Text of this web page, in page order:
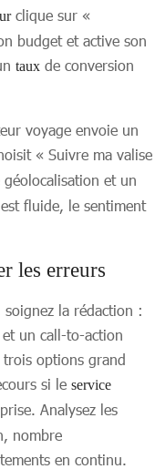
clique sur «
budget et active son
taux de conversion
voyage envoie un
« Suivre ma valise
et un
est fluide, le sentiment
les erreurs
la rédaction :
un call-to-action
trois options grand
si le service
Analysez les
nombre
en continu.